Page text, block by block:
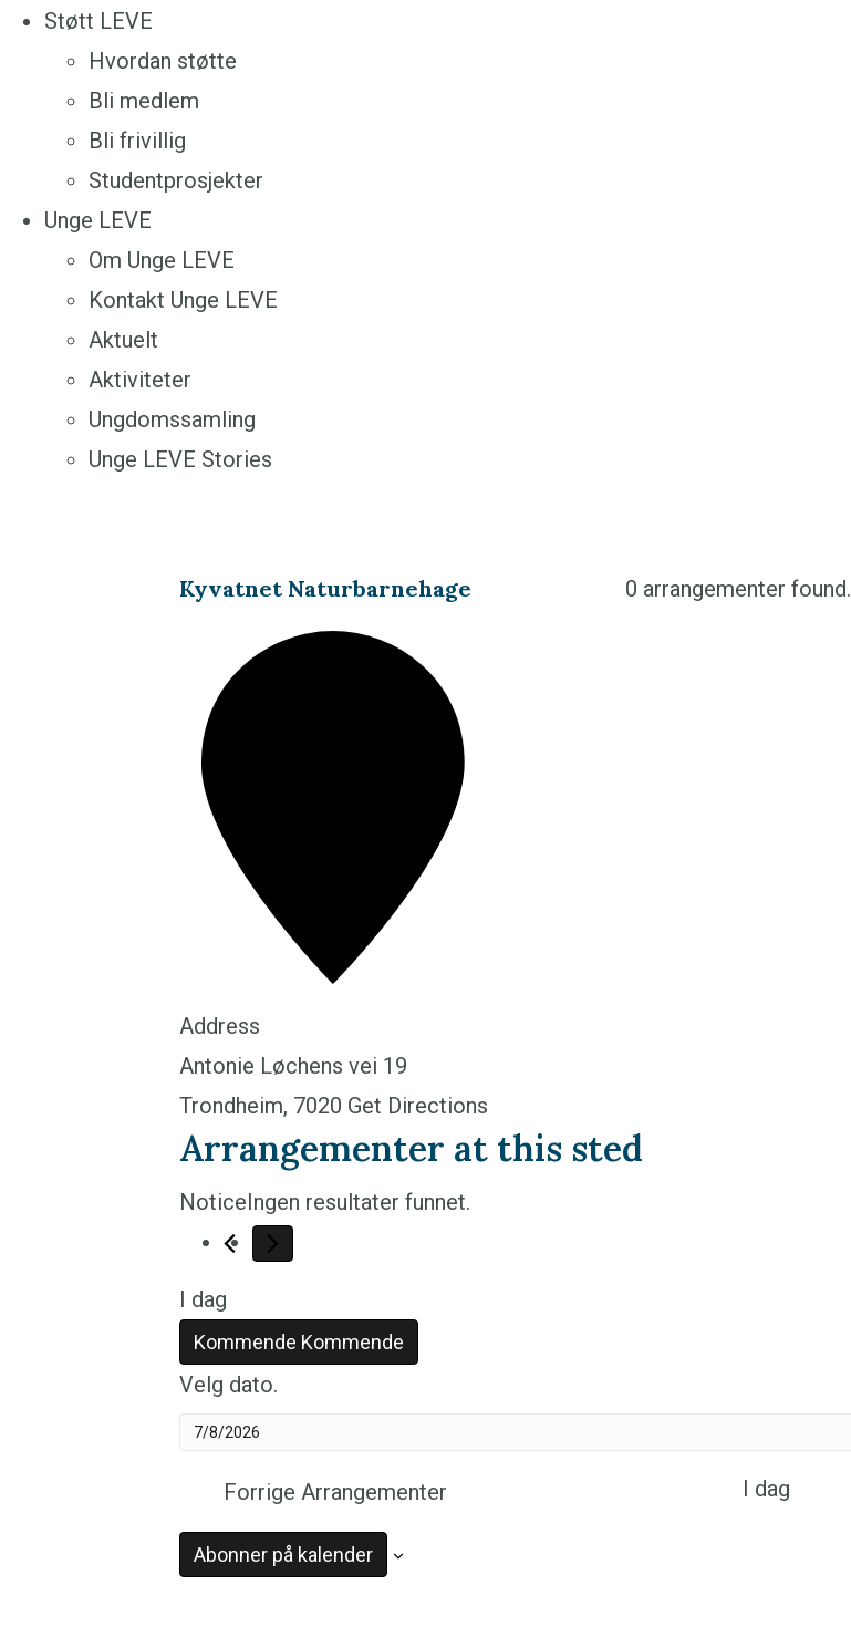
Støtt LEVE
Hvordan støtte
Bli medlem
Bli frivillig
Studentprosjekter
Unge LEVE
Om Unge LEVE
Kontakt Unge LEVE
Aktuelt
Aktiviteter
Ungdomssamling
Unge LEVE Stories
0 arrangementer found.
Kyvatnet Naturbarnehage
Address
Antonie Løchens vei 19
Trondheim, 7020 Get Directions
Arrangementer at this sted
NoticeIngen resultater funnet.
I dag
Kommende Kommende
Velg dato.
Forrige Arrangementer I dag
Abonner på kalender